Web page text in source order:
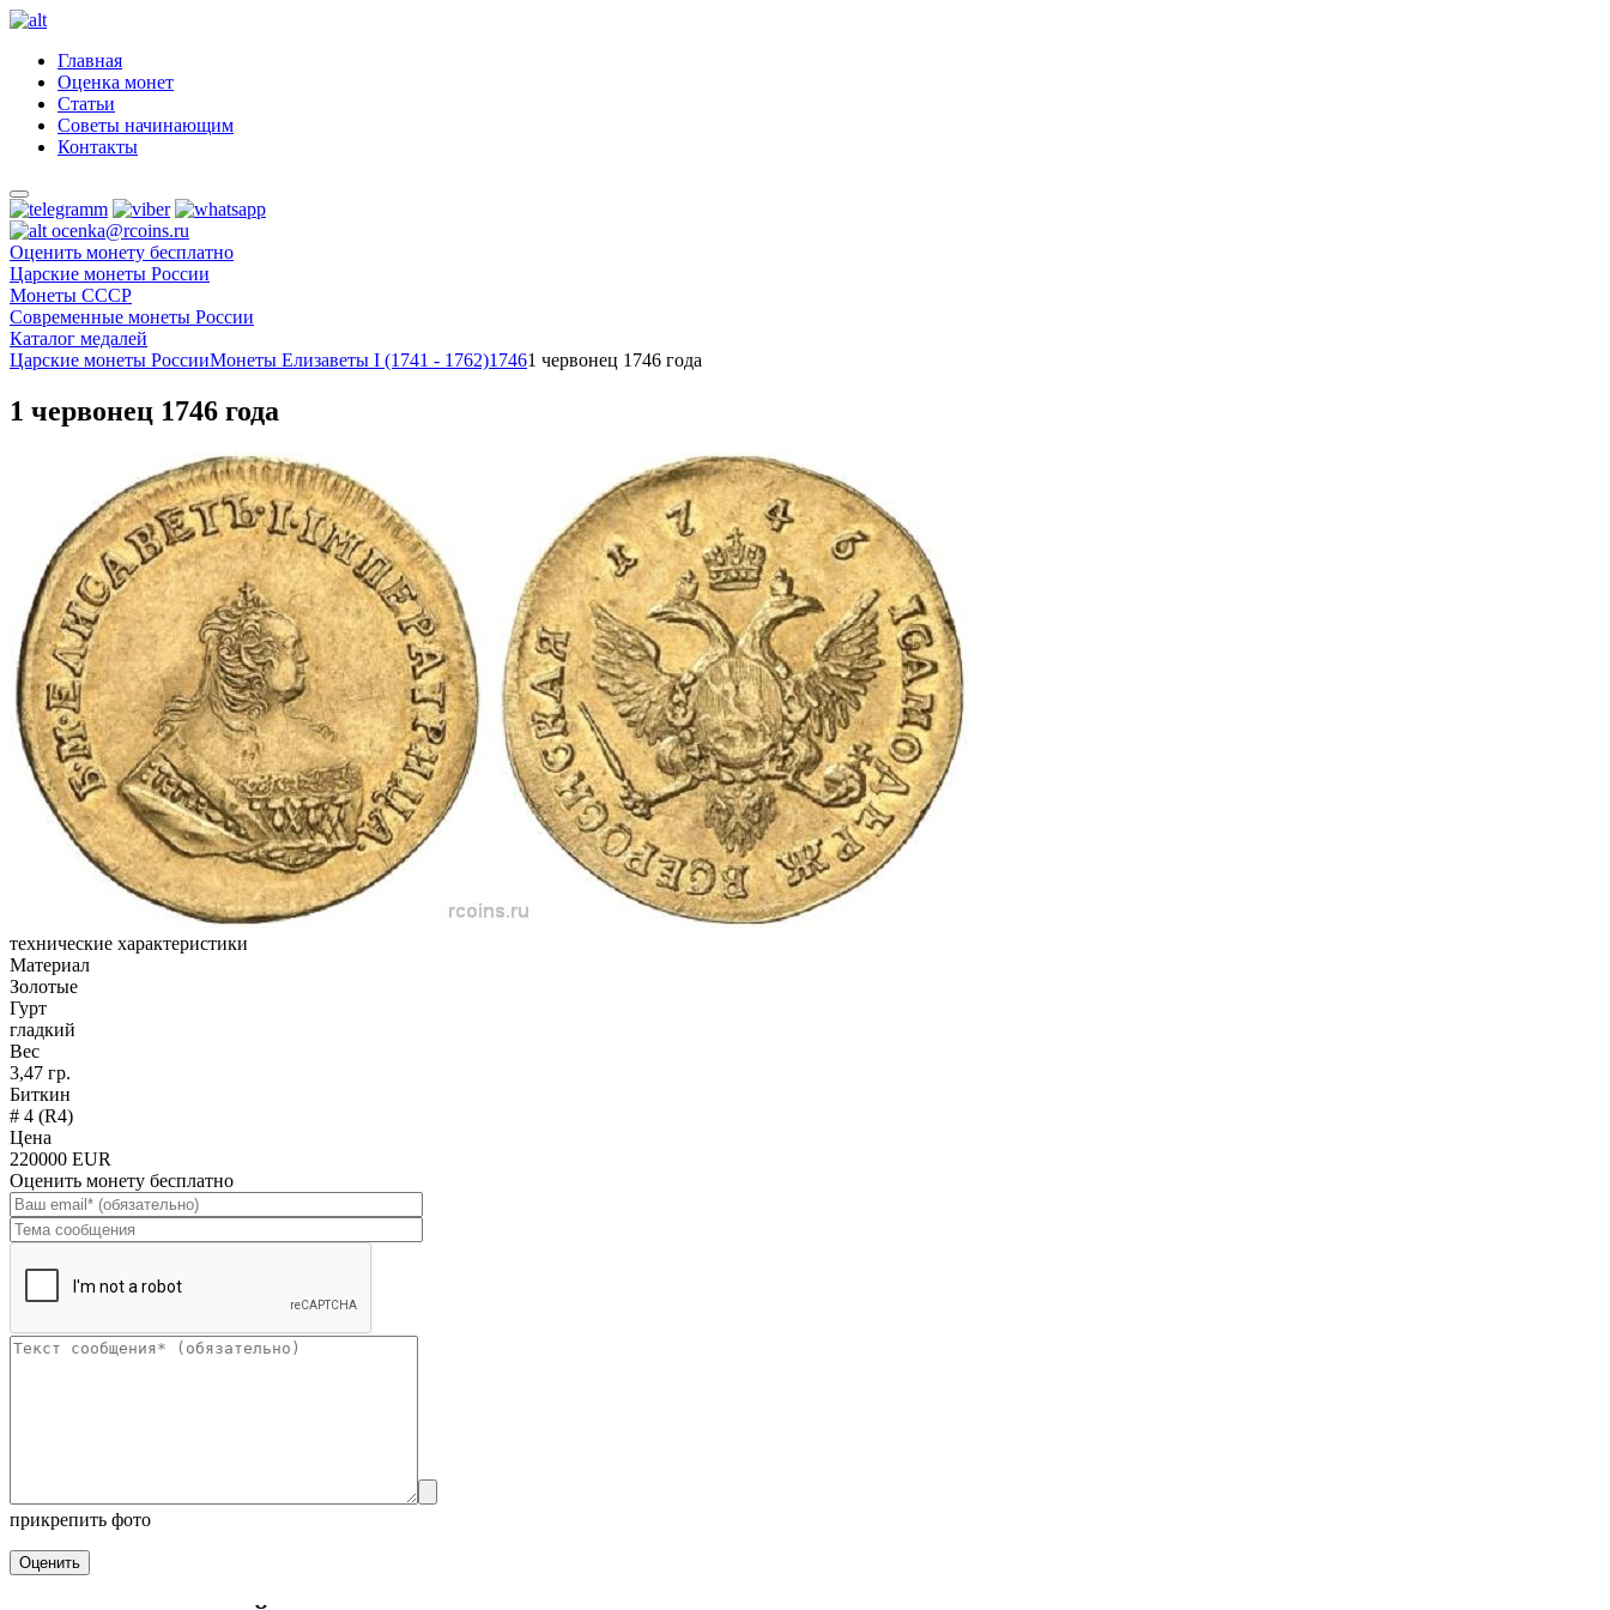
Главная
Оценка монет
Статьи
Советы начинающим
Контакты
ocenka@rcoins.ru
Оценить монету бесплатно
Царские монеты России
Монеты СССР
Современные монеты России
Каталог медалей
Царские монеты РоссииМонеты Елизаветы I (1741 - 1762)17461 червонец 1746 года
1 червонец 1746 года
технические характеристики
Материал
Золотые
Гурт
гладкий
Вес
3,47 гр.
Биткин
# 4 (R4)
Цена
220000 EUR
Оценить монету бесплатно
прикрепить фото
Оценить